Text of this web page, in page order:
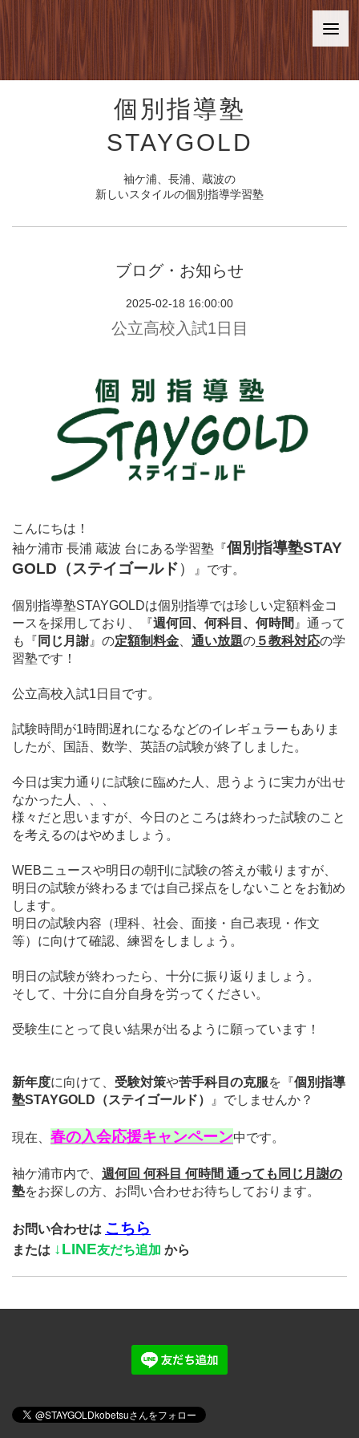
個別指導塾
STAYGOLD
袖ケ浦、長浦、蔵波の
新しいスタイルの個別指導学習塾
ブログ・お知らせ
2025-02-18 16:00:00
公立高校入試1日目
こんにちは！
袖ケ浦市 長浦 蔵波 台にある学習塾 『個別指導塾STAY
GOLD（ステイゴールド） 』 です。
個別指導塾STAYGOLDは個別指導では珍しい定額料金コ
ースを採用しており、
『週何回、何科目、何時間 』通って
も
『 同じ月謝 』の定額制料金 通い放題の ５教科対応の学
習塾です！
公立高校入試1日目です。
試験時間が1時間遅れになるなどのイレギュラーもありま
したが、国語、数学、英語の試験が終了しました。
今日は実力通りに試験に臨めた人、思うように実力が出せ
なかった人、、、
様々だと思いますが、今日のところは終わった試験のこと
を考えるのはやめましょう。
WEBニュースや明日の朝刊に試験の答えが載りますが、
明日の試験が終わるまでは自己採点をしないことをお勧め
します。
明日の試験内容（理科、社会、面接・自己表現・作文
等）に向けて確認、練習をしましょう。
明日の試験が終わったら、十分に振り返りましょう。
そして、十分に自分自身を労ってください。
受験生にとって良い結果が出るように願っています！
新年度に向けて、 受験対策や苦手科目の克服を 『個別指導
塾STAYGOLD（ステイゴールド）
』 でしませんか？
現在、 春の入会応援キャンペーン中です。
袖ケ浦市内で
週何回 何科目 何時間 通っても同じ月謝の
塾をお探しの方、 お問い合わせお待ちしております。
お問い合わせは こちら
または ↓LINE友だち追加 から